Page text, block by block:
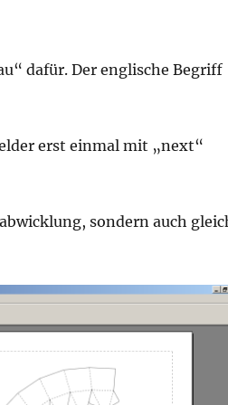
dafür. Der englische Begriff
erst einmal mit „next“
sondern auch